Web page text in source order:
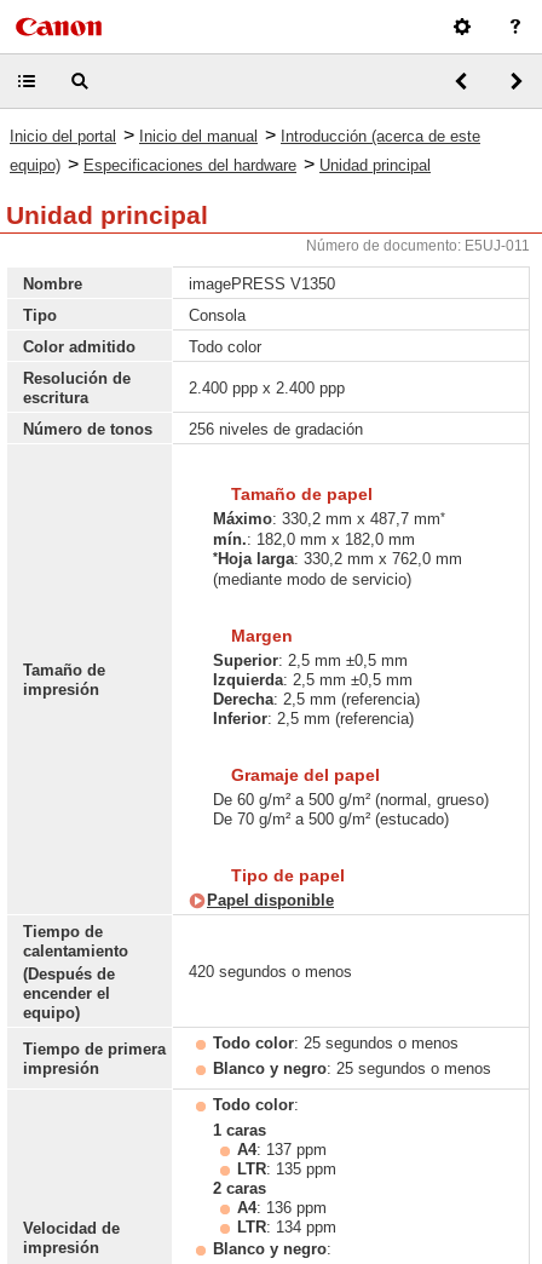
Inicio del portal > Inicio del manual > Introducción (acerca de este
equipo) > Especificaciones del hardware > Unidad principal
Unidad principal
Número de documento: E5UJ-011
Nombre
imagePRESS V1350
Tipo
Consola
Color admitido
Todo color
Resolución de
escritura
2.400 ppp x 2.400 ppp
Número de tonos 256 niveles de gradación
Tamaño de
impresión
Tamaño de papel
Máximo: 330,2 mm x 487,7 mm*
mín.: 182,0 mm x 182,0 mm
*Hoja larga: 330,2 mm x 762,0 mm
(mediante modo de servicio)
Margen
Superior: 2,5 mm ±0,5 mm
Izquierda: 2,5 mm ±0,5 mm
Derecha: 2,5 mm (referencia)
Inferior: 2,5 mm (referencia)
Gramaje del papel
De 60 g/m² a 500 g/m² (normal, grueso)
De 70 g/m² a 500 g/m² (estucado)
Tipo de papel
Papel disponible
Tiempo de
calentamiento
(Después de
encender el
equipo)
420 segundos o menos
Tiempo de primera
impresión
Todo color: 25 segundos o menos
Blanco y negro: 25 segundos o menos
Velocidad de
impresión
Todo color:
1 caras
A4: 137 ppm
LTR: 135 ppm
2 caras
A4: 136 ppm
LTR: 134 ppm
Blanco y negro: